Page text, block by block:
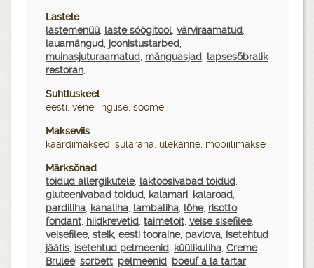
Lastele
lastemenüü, laste söögitool, värviraamatud,
lauamängud, joonistustarbed,
muinasjuturaamatud, mänguasjad, lapsesõbralik
restoran,
Suhtluskeel
eesti, vene, inglise, soome
Makseviis
kaardimaksed, sularaha, ülekanne, mobiilimakse
Märksõnad
toidud allergikutele, laktoosivabad toidud,
gluteenivabad toidud, kalamari, kalaroad,
pardiliha, kanaliha, lambaliha, lõhe, risotto,
fondant, hiidkrevetid, taimetoit, veise sisefilee,
veisefilee, steik, eesti tooraine, pavlova, isetehtud
jäätis, isetehtud pelmeenid, küülikuliha, Creme
Brulee, sorbett, pelmeenid, boeuf a la tartar,